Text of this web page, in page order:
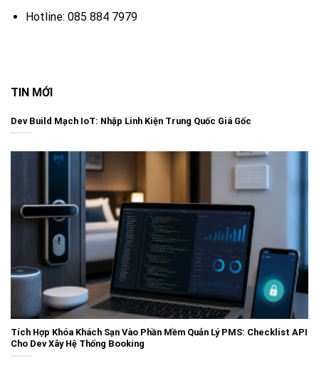
Hotline: 085 884 7979
TIN MỚI
Dev Build Mạch IoT: Nhập Linh Kiện Trung Quốc Giá Gốc
Tích Hợp Khóa Khách Sạn Vào Phần Mềm Quản Lý PMS: Checklist API
Cho Dev Xây Hệ Thống Booking